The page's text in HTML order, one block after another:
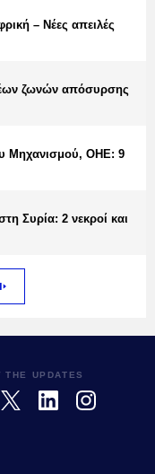
– Νέες απειλές
ζωνών απόσυρσης
Μηχανισμού, ΟΗΕ: 9
Συρία: 2 νεκροί και
THE UPDATES